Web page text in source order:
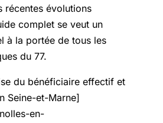
récentes évolutions
complet se veut un
à la portée de tous les
du 77.
du bénéficiaire effectif et
Seine-et-Marne]
en-